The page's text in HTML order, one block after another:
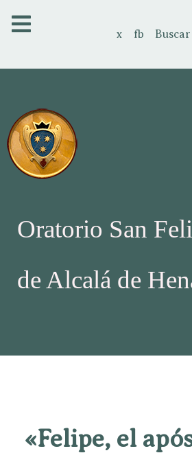
x fb Buscar
Oratorio San
de Alcalá de
«Felipe, el